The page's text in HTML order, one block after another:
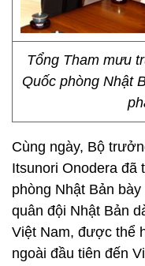
Tổng Tham mưu
Quốc phòng Nhật
Cùng ngày, Bộ
Itsunori Onodera đã
phòng Nhật Bản
quân đội Nhật Bản
Việt Nam, được thể
ngoài đầu tiên đến